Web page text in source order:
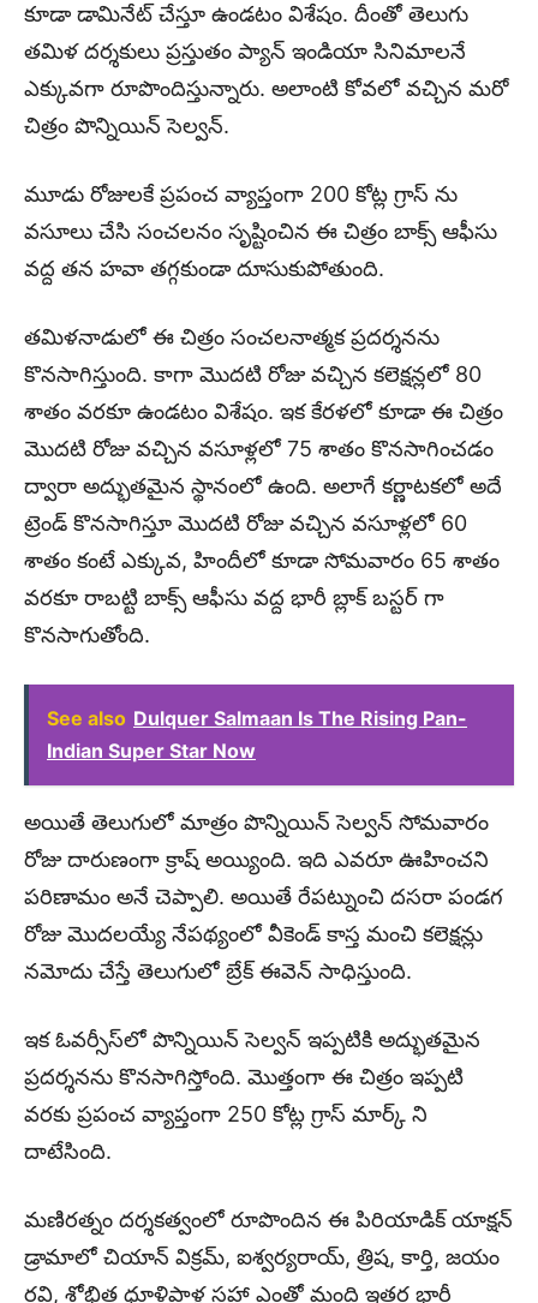
కూడా డామినేట్ చేస్తూ ఉండటం విశేషం. దీంతో తెలుగు
తమిళ దర్శకులు ప్రస్తుతం ప్యాన్ ఇండియా సినిమాలనే
ఎక్కువగా రూపొందిస్తున్నారు. అలాంటి కోవలో వచ్చిన మరో
చిత్రం పొన్నియిన్ సెల్వన్.
మూడు రోజులకే ప్రపంచ వ్యాప్తంగా 200 కోట్ల గ్రాస్ ను
వసూలు చేసి సంచలనం సృష్టించిన ఈ చిత్రం బాక్స్ ఆఫీసు
వద్ద తన హవా తగ్గకుండా దూసుకుపోతుంది.
తమిళనాడులో ఈ చిత్రం సంచలనాత్మక ప్రదర్శనను
కొనసాగిస్తుంది. కాగా మొదటి రోజు వచ్చిన కలెక్షన్లలో 80
శాతం వరకూ ఉండటం విశేషం. ఇక కేరళలో కూడా ఈ చిత్రం
మొదటి రోజు వచ్చిన వసూళ్లలో 75 శాతం కొనసాగించడం
ద్వారా అద్భుతమైన స్థానంలో ఉంది. అలాగే కర్ణాటకలో అదే
ట్రెండ్ కొనసాగిస్తూ మొదటి రోజు వచ్చిన వసూళ్లలో 60
శాతం కంటే ఎక్కువ, హిందీలో కూడా సోమవారం 65 శాతం
వరకూ రాబట్టి బాక్స్ ఆఫీసు వద్ద భారీ బ్లాక్ బస్టర్ గా
కొనసాగుతోంది.
See also Dulquer Salmaan Is The Rising Pan-
Indian Super Star Now
అయితే తెలుగులో మాత్రం పొన్నియిన్ సెల్వన్ సోమవారం
రోజు దారుణంగా క్రాష్ అయ్యింది. ఇది ఎవరూ ఊహించని
పరిణామం అనే చెప్పాలి. అయితే రేపట్నుంచి దసరా పండగ
రోజు మొదలయ్యే నేపథ్యంలో వీకెండ్ కాస్త మంచి కలెక్షన్లు
నమోదు చేస్తే తెలుగులో బ్రేక్ ఈవెన్ సాధిస్తుంది.
ఇక ఓవర్సీస్‌లో పొన్నియిన్ సెల్వన్ ఇప్పటికి అద్భుతమైన
ప్రదర్శనను కొనసాగిస్తోంది. మొత్తంగా ఈ చిత్రం ఇప్పటి
వరకు ప్రపంచ వ్యాప్తంగా 250 కోట్ల గ్రాస్ మార్క్ ని
దాటేసింది.
మణిరత్నం దర్శకత్వంలో రూపొందిన ఈ పిరియాడిక్ యాక్షన్
డ్రామాలో చియాన్ విక్రమ్, ఐశ్వర్యరాయ్, త్రిష, కార్తి, జయం
రవి, శోభిత ధూళిపాళ్ల సహా ఎంతో మంది ఇతర భారీ